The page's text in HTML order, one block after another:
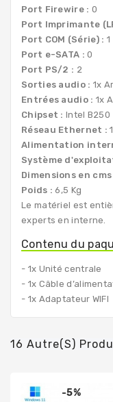
Port Firewire : 0
Port Imprimante
Port COM (Série) : 1
Port e-SATA : 0
Port PS/2 : 2
Sorties audio : 1x
Entrées audio : 1x
Chipset : Intel B250
Réseau Ethernet :
Alimentation
Système
Dimensions en cms
Poids : 6,5 Kg
Le matériel est
experts en interne.
Contenu du
- 1x Unité centrale
- 1x Câble
- 1x Adaptateur WIFI
16 Autre(s)
-5%